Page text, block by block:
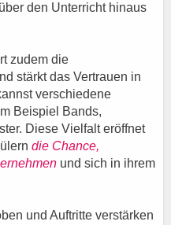
den Unterricht hinaus
zudem die
stärkt das Vertrauen in
verschiedene
Beispiel Bands,
Diese Vielfalt eröffnet
die Chance,
und sich in ihrem
und Auftritte verstärken